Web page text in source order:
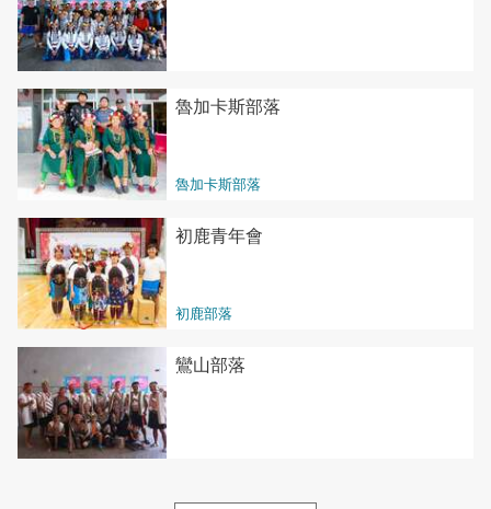
魯加卡斯部落
魯加卡斯部落
初鹿青年會
初鹿部落
鸞山部落